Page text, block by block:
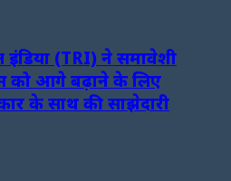
इंडिया (TRI) ने समावेशी
को आगे बढ़ाने के लिए
के साथ की साझेदारी